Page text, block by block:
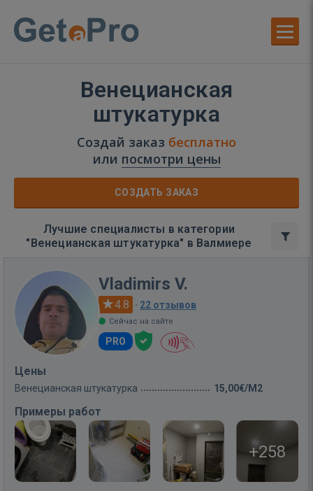
Венецианская
штукатурка
Создай заказ бесплатно
или посмотри цены
СОЗДАТЬ ЗАКАЗ
Лучшие специалисты в категории
"Венецианская штукатурка" в Валмиере
Vladimirs V.
4.8 · 22 отзывов
Сейчас на сайте
PRO
Цены
Венецианская штукатурка 15,00€/M2
Примеры работ
+258